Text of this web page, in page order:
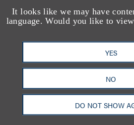
It looks like we may have
language. Would you like to
YES
NO
DO NOT SHOW
Marla